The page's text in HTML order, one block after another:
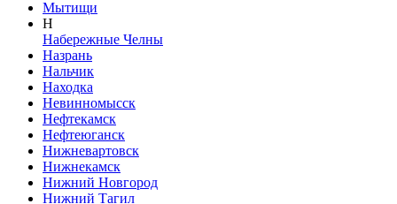
Мытищи
Н
Набережные Челны
Назрань
Нальчик
Находка
Невинномысск
Нефтекамск
Нефтеюганск
Нижневартовск
Нижнекамск
Нижний Новгород
Нижний Тагил